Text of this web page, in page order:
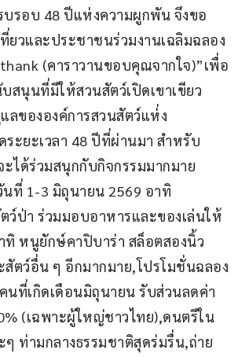
บรอบ 48 ปีแห่งความผูกพัน จึงขอ
ยวและประชาชนร่วมงานเฉลิมฉลอง
(คาราวานขอบคุณจากใจ)”เพื่อ
นุนที่มีให้สวนสัตว์เปิดเขาเขียว
ลขององค์การสวนสัตว์แห่่ง
ระยะเวลา 48 ปีที่ผ่านมา สำหรับ
ได้ร่วมสนุกกับกิจกรรมมากมาย
ที่ 1-3 มิถุนายน 2569 อาทิ
ว์ป่า ร่วมมอบอาหารและของเล่นให้
ทิ หนูยักษ์คาปิบาร่า สล็อตสองนิ้ว
สัตว์อื่น ๆ อีกมากมาย,โปรโมชั่นฉลอง
ที่เกิดเดือนมิถุนายน รับส่วนลดค่า
(เฉพาะผู้ใหญ่ชาวไทย),ดนตรีใน
ๆ ท่ามกลางธรรมชาติสุดร่มรื่น,ถ่าย